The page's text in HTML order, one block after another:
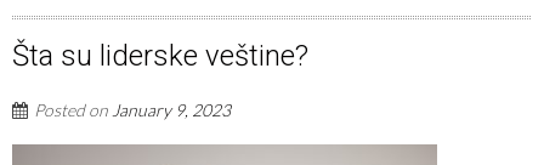
Šta su liderske veštine?
Posted on January 9, 2023